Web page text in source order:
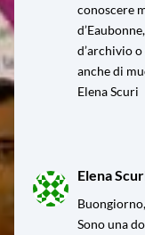
conoscere
d’archivio
anche di
Elena Scuri
Elena
Buongiorno,
Sono una